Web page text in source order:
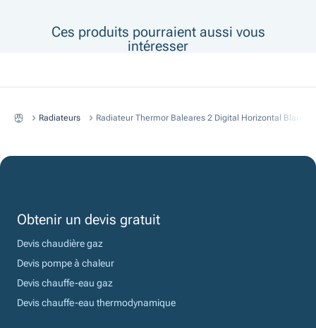
Ces produits pourraient aussi vous
intéresser
Radiateurs Radiateur Thermor Baleares 2 Digital Horizontal Blanc
Obtenir un devis gratuit
Devis chaudière gaz
Devis pompe à chaleur
Devis chauffe-eau gaz
Devis chauffe-eau thermodynamique